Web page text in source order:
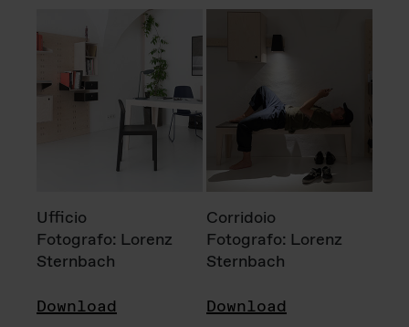
Ufficio
Fotografo: Lorenz
Sternbach
Download
Corridoio
Fotografo: Lorenz
Sternbach
Download